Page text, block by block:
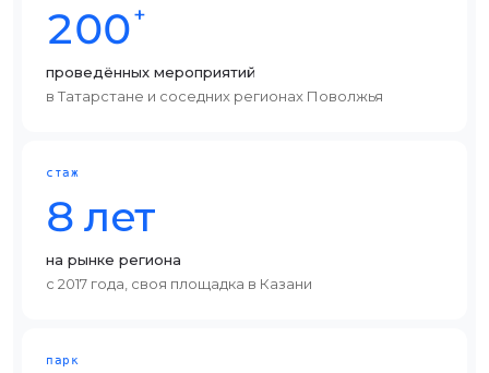
200+
проведённых мероприятий
в Татарстане и соседних регионах Поволжья
стаж
8 лет
на рынке региона
с 2017 года, своя площадка в Казани
парк